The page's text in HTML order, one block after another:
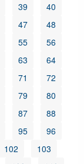
39
40
47
48
55
56
63
64
71
72
79
80
87
88
95
96
102
103